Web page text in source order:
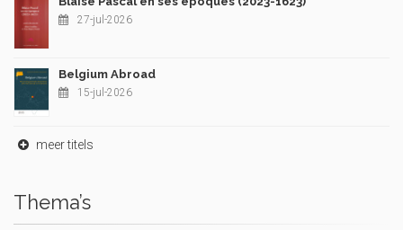
27-jul-2026
Belgium Abroad
15-jul-2026
meer titels
Thema’s